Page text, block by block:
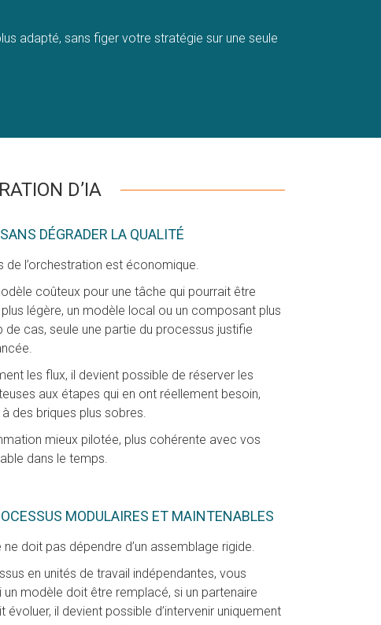
adapté, sans figer votre stratégie sur une seule
D’IA
DÉGRADER LA QUALITÉ
de l’orchestration est économique.
coûteux pour une tâche qui pourrait être
légère, un modèle local ou un composant plus
de cas, seule une partie du processus justifie
les flux, il devient possible de réserver les
aux étapes qui en ont réellement besoin,
des briques plus sobres.
mieux pilotée, plus cohérente avec vos
dans le temps.
MODULAIRES ET MAINTENABLES
doit pas dépendre d’un assemblage rigide.
en unités de travail indépendantes, vous
un modèle doit être remplacé, si un partenaire
évoluer, il devient possible d’intervenir uniquement